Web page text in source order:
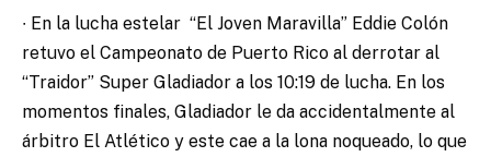
∙ En la lucha estelar “El Joven Maravilla” Eddie Colón
retuvo el Campeonato de Puerto Rico al derrotar al
“Traidor” Super Gladiador a los 10:19 de lucha. En los
momentos finales, Gladiador le da accidentalmente al
árbitro El Atlético y este cae a la lona noqueado, lo que